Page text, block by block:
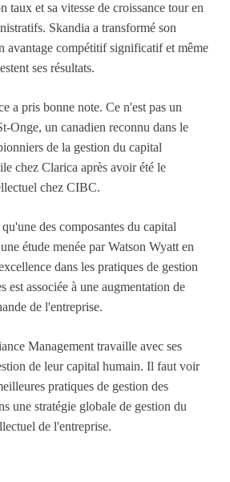
taux et sa vitesse de croissance tour en
Skandia a transformé son
avantage compétitif significatif et même
ses résultats.
a pris bonne note. Ce n'est pas un
Onge, un canadien reconnu dans le
de la gestion du capital
chez Clarica après avoir été le
chez CIBC.
des composantes du capital
étude menée par Watson Wyatt en
dans les pratiques de gestion
est associée à une augmentation de
de l'entreprise.
Management travaille avec ses
de leur capital humain. Il faut voir
pratiques de gestion des
une stratégie globale de gestion du
de l'entreprise.